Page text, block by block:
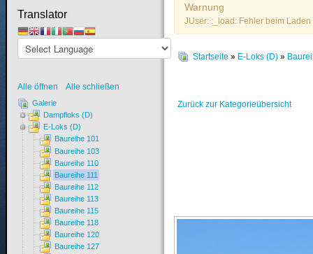
Warnung
JUser: :_load: Fehler beim
Startseite » E-Loks (D) »
Zurück zur Kategorieübersicht
Translator
Alle öffnen Alle schließen
Galerie
Dampfloks (D)
E-Loks (D)
Baureihe 101
Baureihe 103
Baureihe 110
Baureihe 111
Baureihe 112
Baureihe 113
Baureihe 115
Baureihe 118
Baureihe 120
Baureihe 127